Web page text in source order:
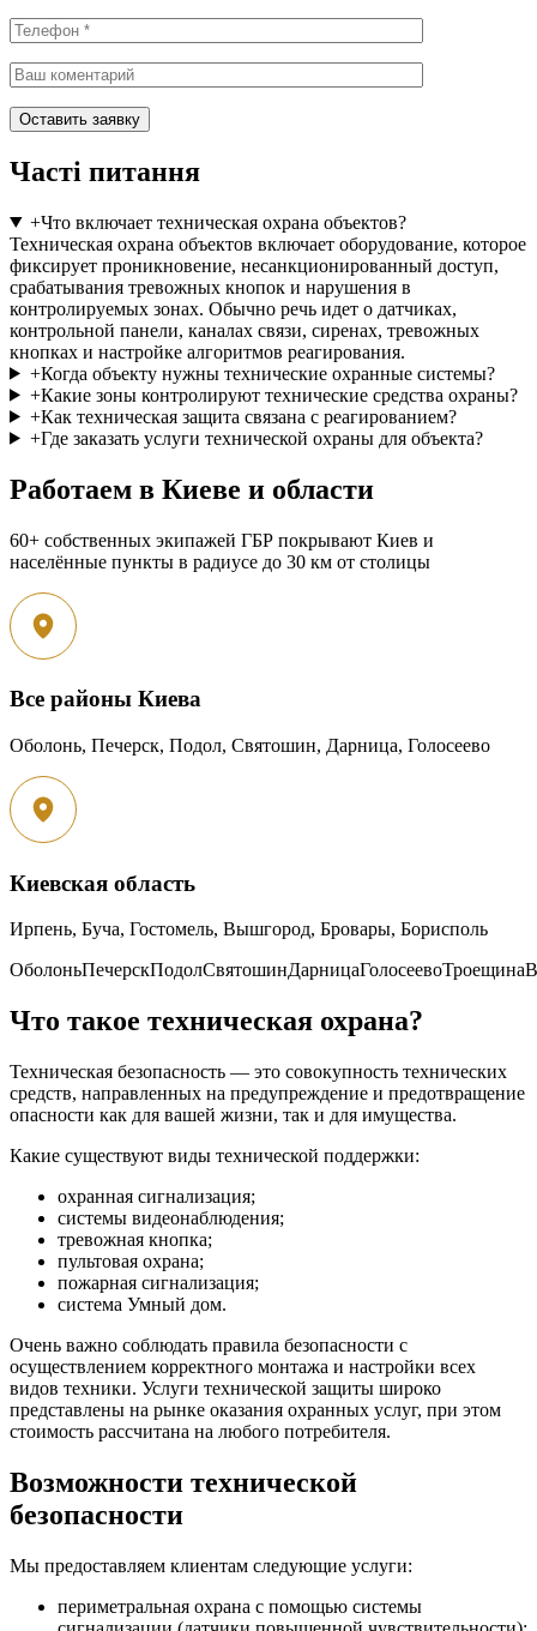
Часті питання
+Что включает техническая охрана объектов?
Техническая охрана объектов включает оборудование, которое
фиксирует проникновение, несанкционированный доступ,
срабатывания тревожных кнопок и нарушения в
контролируемых зонах. Обычно речь идет о датчиках,
контрольной панели, каналах связи, сиренах, тревожных
кнопках и настройке алгоритмов реагирования.
+Когда объекту нужны технические охранные системы?
+Какие зоны контролируют технические средства охраны?
+Как техническая защита связана с реагированием?
+Где заказать услуги технической охраны для объекта?
Работаем в Киеве и области
60+ собственных экипажей ГБР покрывают Киев и
населённые пункты в радиусе до 30 км от столицы
Все районы Киева
Оболонь, Печерск, Подол, Святошин, Дарница, Голосеево
Киевская область
Ирпень, Буча, Гостомель, Вышгород, Бровары, Борисполь
ОболоньПечерскПодолСвятошинДарницаГолосеевоТроещина
Что такое техническая охрана?
Техническая безопасность — это совокупность технических
средств, направленных на предупреждение и предотвращение
опасности как для вашей жизни, так и для имущества.
Какие существуют виды технической поддержки:
охранная сигнализация;
системы видеонаблюдения;
тревожная кнопка;
пультовая охрана;
пожарная сигнализация;
система Умный дом.
Очень важно соблюдать правила безопасности с
осуществлением корректного монтажа и настройки всех
видов техники. Услуги технической защиты широко
представлены на рынке оказания охранных услуг, при этом
стоимость рассчитана на любого потребителя.
Возможности технической
безопасности
Мы предоставляем клиентам следующие услуги:
периметральная охрана с помощью системы